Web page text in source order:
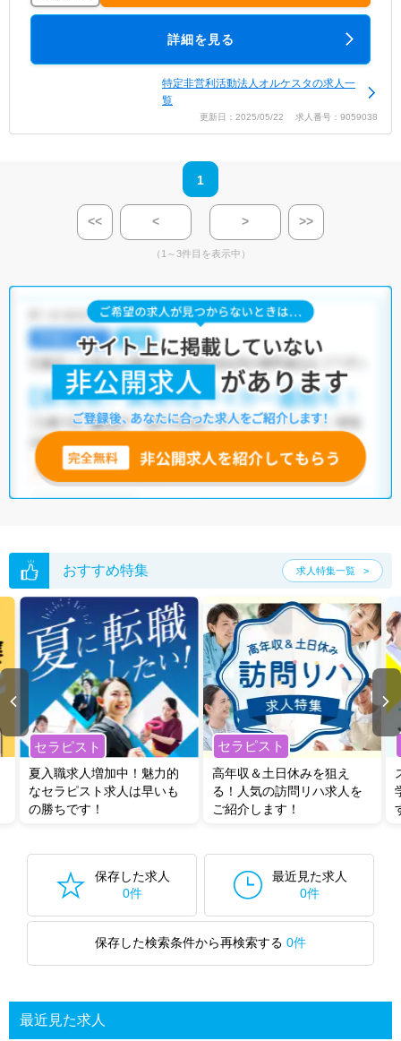
詳細を見る
特定非営利活動法人オルケスタの求人一
覧
更新日：2025/05/22 求人番号：9059038
1
<< < > >>
（1～3件目を表示中）
おすすめ特集 求人特集一覧
セラピスト
夏入職求人増加中！魅力的
なセラピスト求人は早いも
の勝ちです！
セラピスト
高年収＆土日休みを狙え
る！人気の訪問リハ求人を
ご紹介します！
保存した求人
0件
最近見た求人
0件
保存した検索条件から再検索する 0件
最近見た求人